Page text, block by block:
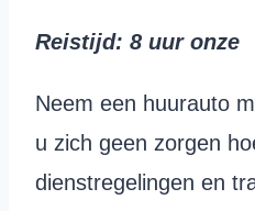
Reistijd: 8 uur onze
Neem een huurauto
u zich geen zorgen
dienstregelingen en